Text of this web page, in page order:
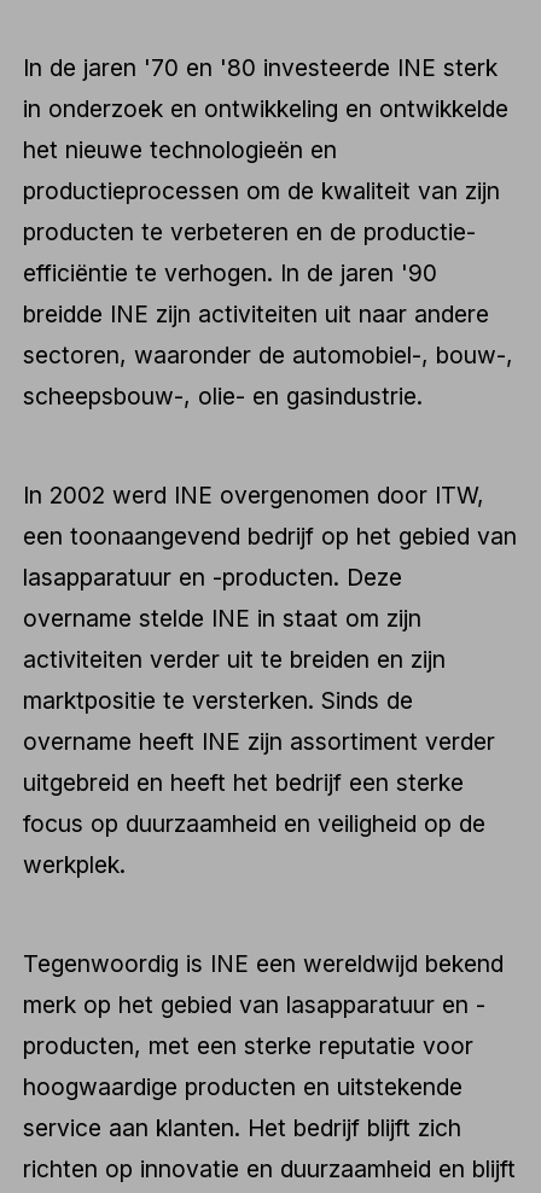
In de jaren '70 en '80 investeerde INE sterk
in onderzoek en ontwikkeling en ontwikkelde
het nieuwe technologieën en
productieprocessen om de kwaliteit van zijn
producten te verbeteren en de productie-
efficiëntie te verhogen. In de jaren '90
breidde INE zijn activiteiten uit naar andere
sectoren, waaronder de automobiel-, bouw-,
scheepsbouw-, olie- en gasindustrie.
In 2002 werd INE overgenomen door ITW,
een toonaangevend bedrijf op het gebied van
lasapparatuur en -producten. Deze
overname stelde INE in staat om zijn
activiteiten verder uit te breiden en zijn
marktpositie te versterken. Sinds de
overname heeft INE zijn assortiment verder
uitgebreid en heeft het bedrijf een sterke
focus op duurzaamheid en veiligheid op de
werkplek.
Tegenwoordig is INE een wereldwijd bekend
merk op het gebied van lasapparatuur en -
producten, met een sterke reputatie voor
hoogwaardige producten en uitstekende
service aan klanten. Het bedrijf blijft zich
richten op innovatie en duurzaamheid en blijft